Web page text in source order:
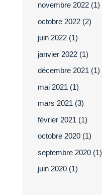
novembre 2022(1)
octobre 2022(2)
juin 2022(1)
janvier 2022(1)
décembre 2021 (1)
mai 2021 (1)
mars 2021 (3)
février 2021 (1)
octobre 2020(1)
septembre 2020(1)
juin 2020(1)